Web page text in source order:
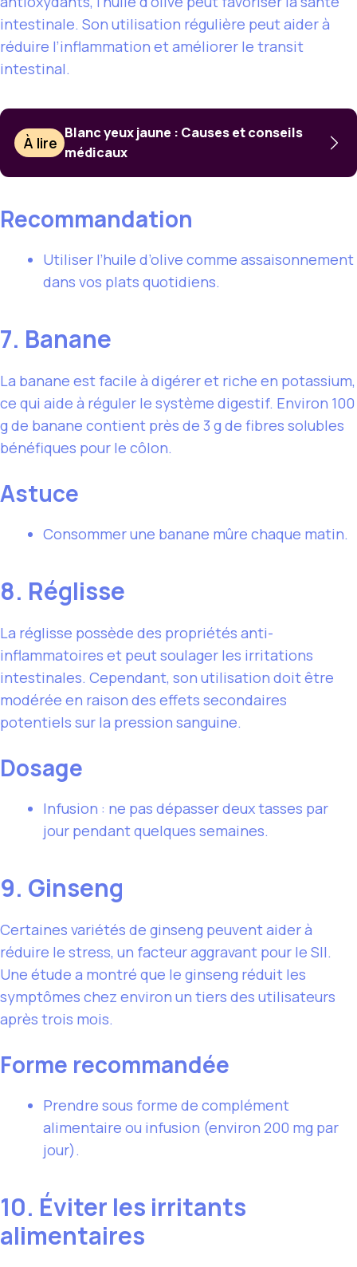
intestinale. Son utilisation régulière peut aider à
réduire l’inflammation et améliorer le transit
intestinal.
À lire
Blanc yeux jaune : Causes et conseils
médicaux
Recommandation
Utiliser l’huile d’olive comme assaisonnement
dans vos plats quotidiens.
7. Banane
La banane est facile à digérer et riche en potassium,
ce qui aide à réguler le système digestif. Environ 100
g de banane contient près de 3 g de fibres solubles
bénéfiques pour le côlon.
Astuce
Consommer une banane mûre chaque matin.
8. Réglisse
La réglisse possède des propriétés anti-
inflammatoires et peut soulager les irritations
intestinales. Cependant, son utilisation doit être
modérée en raison des effets secondaires
potentiels sur la pression sanguine.
Dosage
Infusion : ne pas dépasser deux tasses par
jour pendant quelques semaines.
9. Ginseng
Certaines variétés de ginseng peuvent aider à
réduire le stress, un facteur aggravant pour le SII.
Une étude a montré que le ginseng réduit les
symptômes chez environ un tiers des utilisateurs
après trois mois.
Forme recommandée
Prendre sous forme de complément
alimentaire ou infusion (environ 200 mg par
jour).
10. Éviter les irritants
alimentaires